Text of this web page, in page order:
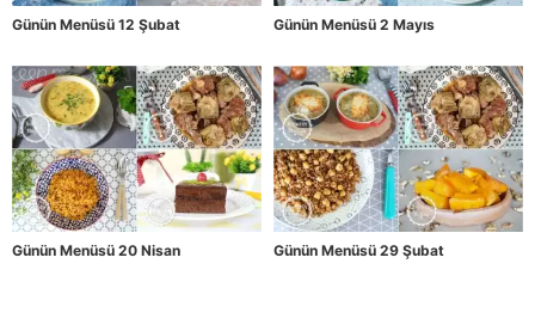
Günün Menüsü 12 Şubat Günün Menüsü 2 Mayıs
Günün Menüsü 20 Nisan Günün Menüsü 29 Şubat